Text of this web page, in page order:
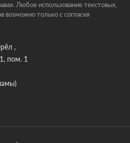
Любое использование текстовых,
возможно только с согласия
,
пом. 1